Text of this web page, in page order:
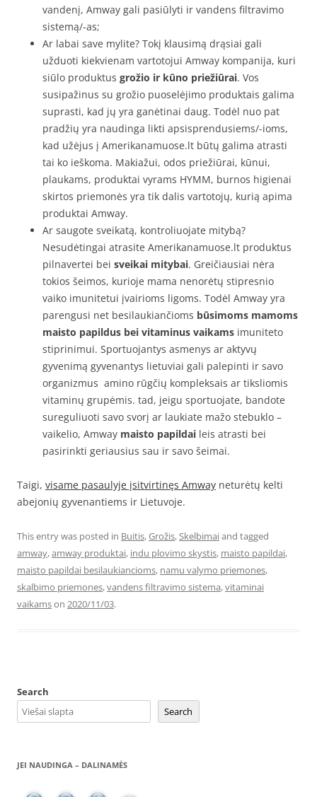
vandenį, Amway gali pasiūlyti ir vandens filtravimo
sistemą/-as;
Ar labai save mylite? Tokį klausimą drąsiai gali
užduoti kiekvienam vartotojui Amway kompanija, kuri
siūlo produktus grožio ir kūno priežiūrai. Vos
susipažinus su grožio puoselėjimo produktais galima
suprasti, kad jų yra ganėtinai daug. Todėl nuo pat
pradžių yra naudinga likti apsisprendusiems/-ioms,
kad užėjus į Amerikanamuose.lt būtų galima atrasti
tai ko ieškoma. Makiažui, odos priežiūrai, kūnui,
plaukams, produktai vyrams HYMM, burnos higienai
skirtos priemonės yra tik dalis vartotojų, kurią apima
produktai Amway.
Ar saugote sveikatą, kontroliuojate mitybą?
Nesudėtingai atrasite Amerikanamuose.lt produktus
pilnavertei bei sveikai mitybai. Greičiausiai nėra
tokios šeimos, kurioje mama nenorėtų stipresnio
vaiko imunitetui įvairioms ligoms. Todėl Amway yra
parengusi net besilaukiančioms būsimoms mamoms
maisto papildus bei vitaminus vaikams imuniteto
stiprinimui. Sportuojantys asmenys ar aktyvų
gyvenimą gyvenantys lietuviai gali palepinti ir savo
organizmus amino rūgčių kompleksais ar tiksliomis
vitaminų grupėmis. tad, jeigu sportuojate, bandote
sureguliuoti savo svorį ar laukiate mažo stebuklo –
vaikelio, Amway maisto papildai leis atrasti bei
pasirinkti geriausius sau ir savo šeimai.
Taigi, visame pasaulyje įsitvirtinęs Amway neturėtų kelti
abejonių gyvenantiems ir Lietuvoje.
This entry was posted in Buitis,Grožis,Skelbimaiand tagged
amway,amway produktai, indu plovimo skystis, maisto papildai,
maisto papildai besilaukiancioms, namu valymo priemones,
skalbimo priemones,vandens filtravimo sistema,vitaminai
vaikamson 2020/11/03.
Search
Search
JEI NAUDINGA – DALINAMĖS